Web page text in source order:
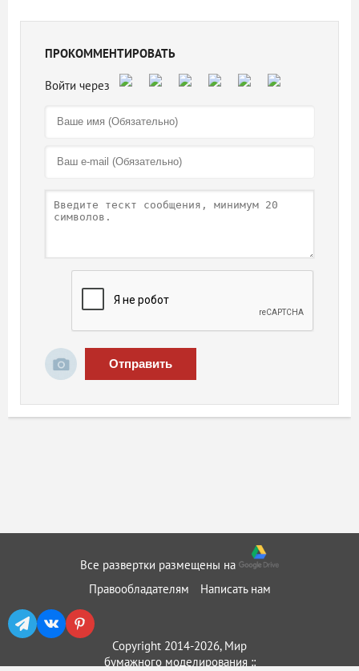
ПРОКОММЕНТИРОВАТЬ
Отправить
Все развертки размещены на
Правообладателям
Написать нам
Copyright 2014-2026, Мир
бумажного моделирования ::